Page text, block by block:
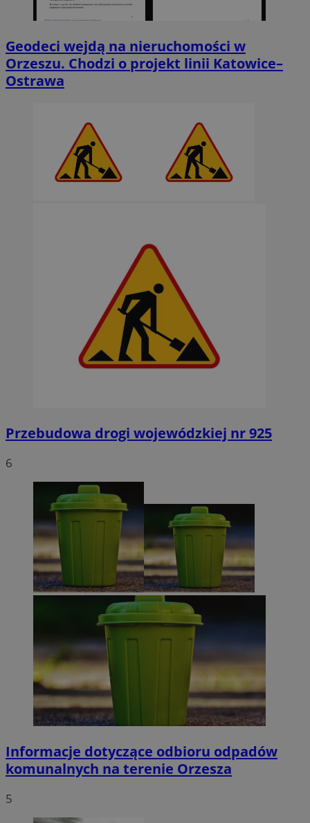
Geodeci wejdą na nieruchomości w
Orzeszu. Chodzi o projekt linii Katowice–
Ostrawa
Przebudowa drogi wojewódzkiej nr 925
6
Informacje dotyczące odbioru odpadów
komunalnych na terenie Orzesza
5